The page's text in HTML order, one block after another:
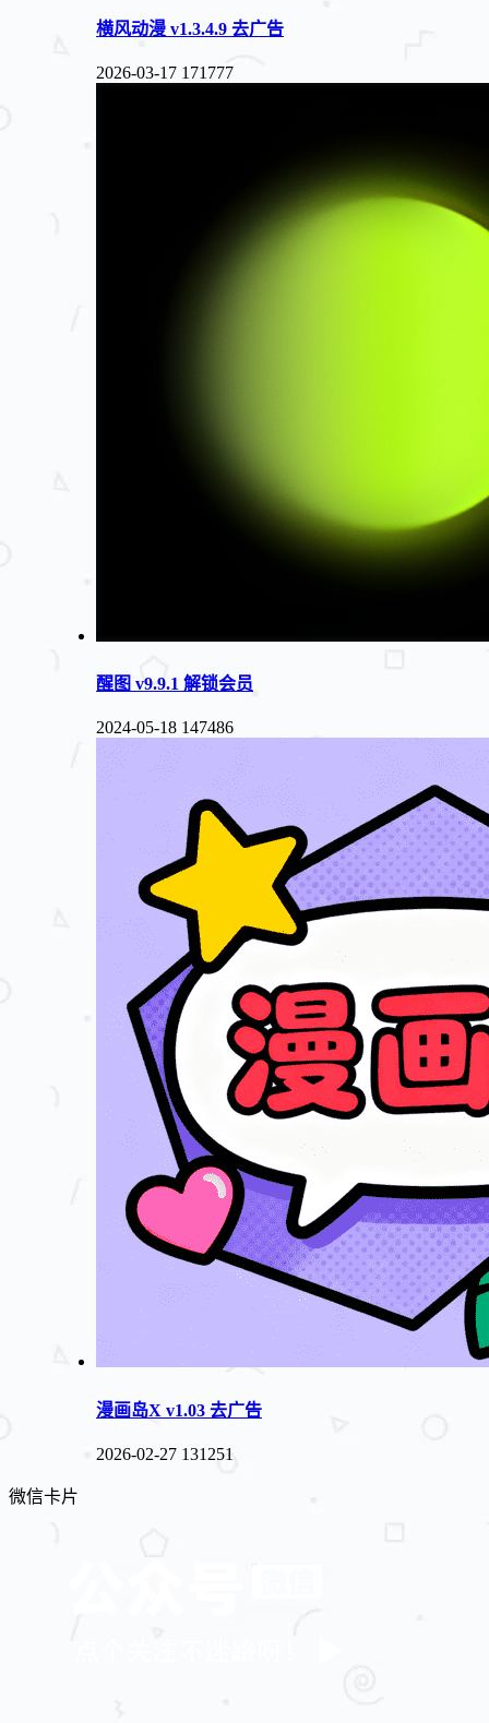
横风动漫 v1.3.4.9 去广告
2026-03-17 171777
醒图 v9.9.1 解锁会员
2024-05-18 147486
漫画岛X v1.03 去广告
2026-02-27 131251
微信卡片